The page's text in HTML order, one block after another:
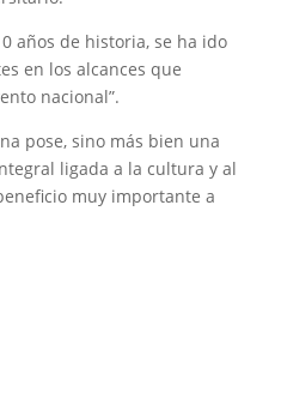
años de historia, se ha ido
en los alcances que
nacional”.
pose, sino más bien una
ligada a la cultura y al
muy importante a